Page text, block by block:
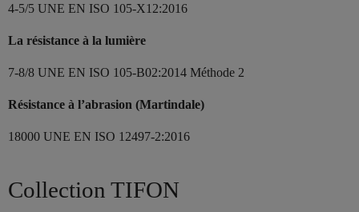
4-5/5 UNE EN ISO 105-X12:2016
La résistance à la lumière
7-8/8 UNE EN ISO 105-B02:2014 Méthode 2
Résistance à l’abrasion (Martindale)
18000 UNE EN ISO 12497-2:2016
Collection TIFON